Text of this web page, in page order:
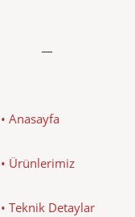
• Anasayfa
• Ürünlerimiz
• Teknik Detaylar